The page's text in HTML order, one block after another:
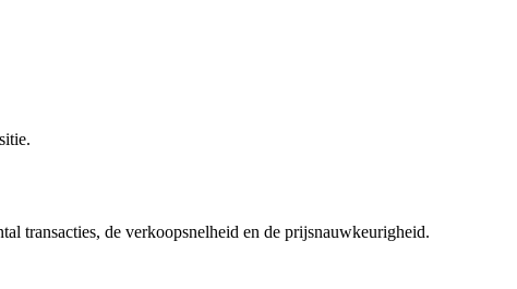
transacties, de verkoopsnelheid en de prijsnauwkeurigheid.